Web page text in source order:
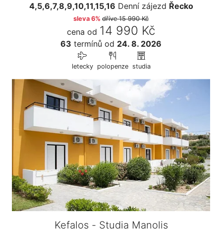
4,5,6,7,8,9,10,11,15,16 Denní zájezd Řecko
sleva 6% dříve15 990 Kč
cena od 14 990 Kč
63 termínů od 24. 8. 2026
letecky polopenze studia
Kefalos - Studia Manolis